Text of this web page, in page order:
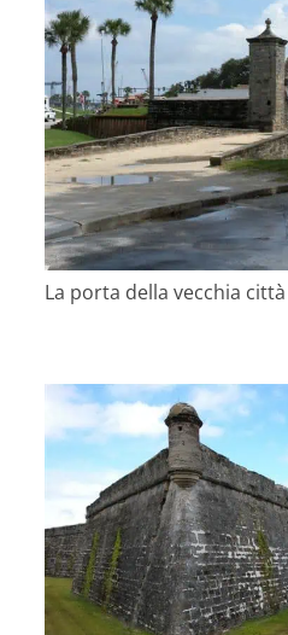
La porta della vecchia città